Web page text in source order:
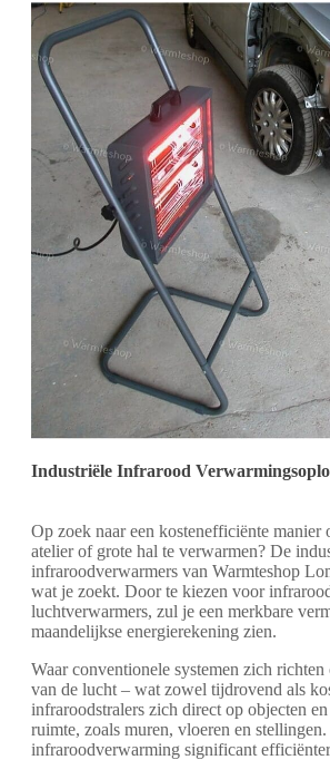
Industriële Infrarood
Op zoek naar een kostenefficiënte manier
atelier of grote hal te verwarmen? De
infraroodverwarmers van Warmteshop
wat je zoekt. Door te kiezen voor
luchtverwarmers, zul je een merkbare
maandelijkse energierekening zien.
Waar conventionele systemen zich
van de lucht – wat zowel tijdrovend als
infraroodstralers zich direct op objecten
ruimte, zoals muren, vloeren en
infraroodverwarming significant